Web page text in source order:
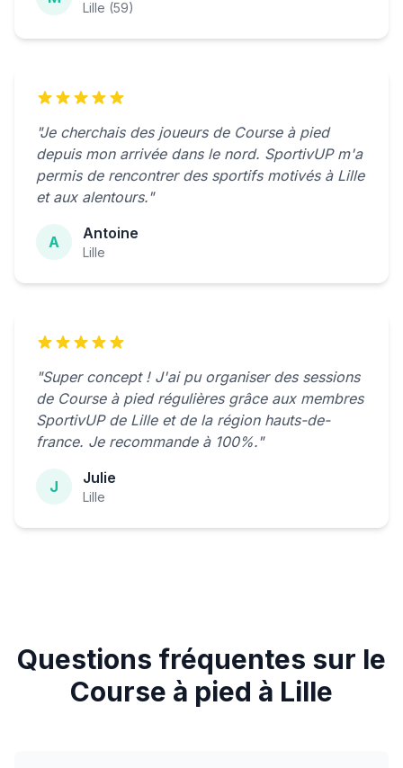
Lille (59)
"Je cherchais des joueurs de Course à pied
depuis mon arrivée dans le nord. SportivUP m'a
permis de rencontrer des sportifs motivés à Lille
et aux alentours."
A Antoine
Lille
"Super concept ! J'ai pu organiser des sessions
de Course à pied régulières grâce aux membres
SportivUP de Lille et de la région hauts-de-
france. Je recommande à 100%."
J Julie
Lille
Questions fréquentes sur le
Course à pied à Lille